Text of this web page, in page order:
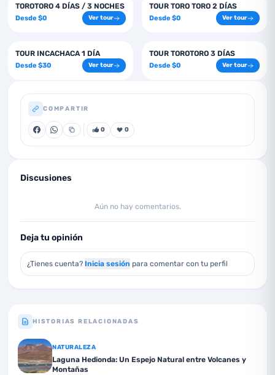
4 días
TOROTORO 4 DÍAS / 3 NOCHES
Desde $0 Ver tour
2 días
TOUR TORO TORO 2 DÍAS
Desde $0 Ver tour
1 días
TOUR INCACHACA 1 DÍA
Desde $30 Ver tour
3 días
TOUR TOROTORO 3 DÍAS
Desde $0 Ver tour
COMPARTIR
0 0
Discusiones
Aún no hay comentarios.
Deja tu opinión
¿Tienes cuenta? Inicia sesión para comentar con tu perfil
HISTORIAS RELACIONADAS
NATURALEZA
Laguna Hedionda: Un Espejo Natural entre Volcanes y
Montañas